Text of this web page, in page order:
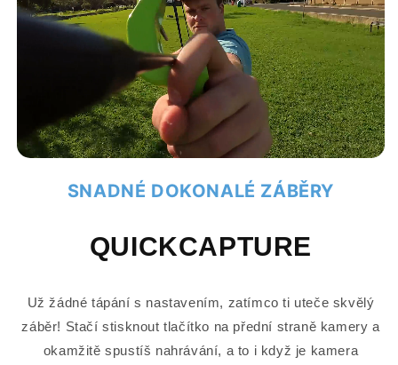
SNADNÉ DOKONALÉ ZÁBĚRY
QUICKCAPTURE
Už žádné tápání s nastavením, zatímco ti uteče skvělý
záběr! Stačí stisknout tlačítko na přední straně kamery a
okamžitě spustíš nahrávání, a to i když je kamera